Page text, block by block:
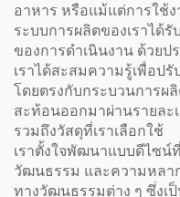
อาหาร หรือแม้แต่การใช้
ระบบการผลิตของเราไ
ของการดำเนินงาน ด้วย
เราได้สะสมความรู้เพื่อป
โดยตรงกับกระบวนการผ
สะท้อนออกมาผ่านรายละ
รวมถึงวัสดุที่เราเลือกใช้
เราตั้งใจพัฒนาแบบดีไซน์
วัฒนธรรม และความหลา
ทางวัฒนธรรมต่าง ๆ ซึ่งเ